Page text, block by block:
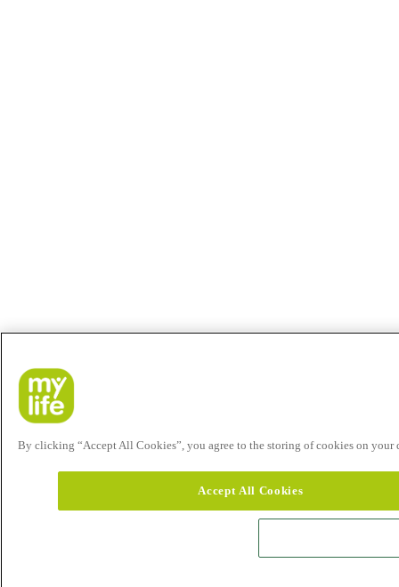
By clicking “Accept All Cookies”, you agree to the storing of cookies on your
Accept All Cookies